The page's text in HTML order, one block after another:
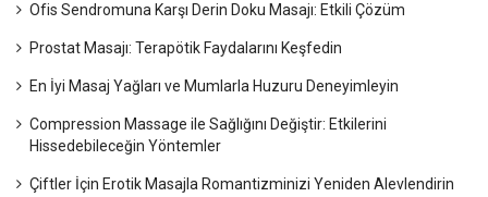
Ofis Sendromuna Karşı Derin Doku Masajı: Etkili Çözüm
Prostat Masajı: Terapötik Faydalarını Keşfedin
En İyi Masaj Yağları ve Mumlarla Huzuru Deneyimleyin
Compression Massage ile Sağlığını Değiştir: Etkilerini
Hissedebileceğin Yöntemler
Çiftler İçin Erotik Masajla Romantizminizi Yeniden Alevlendirin